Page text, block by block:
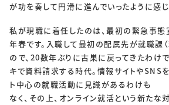
が功を奏して円滑に進んでいったように感じ
私が現職に着任したのは、最初の緊急事
年春です。入職して最初の配属先が就職課
ので、20数年ぶりに古巣に戻ってきたわけ
キで資料請求する時代。情報サイトやSNS
ト中心の就職活動に見識があるわけも
なく、その上、オンライン就活という新たな